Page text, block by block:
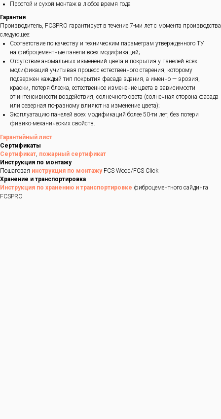
Простой и сухой монтаж в любое время года
Гарантия
Производитель, FCSPRO гарантирует в течение 7-ми лет с момента производства
следующее:
Соответствие по качеству и техническим параметрам утвержденного ТУ
на фиброцементные панели всех модификаций;
Отсутствие аномальных изменений цвета и покрытия у панелей всех
модификаций учитывая процесс естественного старения, которому
подвержен каждый тип покрытия фасада здания, а именно — эрозия,
краски, потеря блеска, естественное изменение цвета в зависимости
от интенсивности воздействия, солнечного света (солнечная сторона фасада
или северная по-разному влияют на изменение цвета);
Эксплуатацию панелей всех модификаций более 50-ти лет, без потери
физико-механических свойств.
Гарантийный лист
Сертификаты
Сертификат, пожарный сертификат
Инструкция по монтажу
Пошаговая инструкция по монтажуFCS Wood/FCS Click
Хранение и транспортировка
Инструкция по хранению и транспортировке фиброцементного сайдинга
FCSPRO